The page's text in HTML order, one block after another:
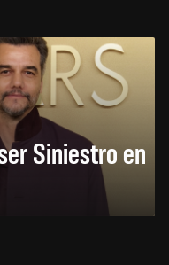
Siniestro en